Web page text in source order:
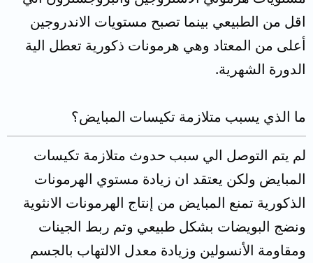
اقل من الطبيعي بينما تصبح مستويات الاندروجين
أعلى من المعتاد وهي هرمونات ذكورية تعطل الية
الدورة الشهرية.
ما الذي يسبب متلازمة تكيسات المبايض؟
لم يتم التوصل الي سبب حدوث متلازمة تكيسات
المبايض ولكن يعتقد ان زيادة مستوي الهرمونات
الذكورية تمنع المبايض من إنتاج الهرمونات الانثوية
ونضج البويضات بشكل طبيعي وتم ربط الجينات
ومقاومة الأنسولين وزيادة معدل الالتهاب بالجسم